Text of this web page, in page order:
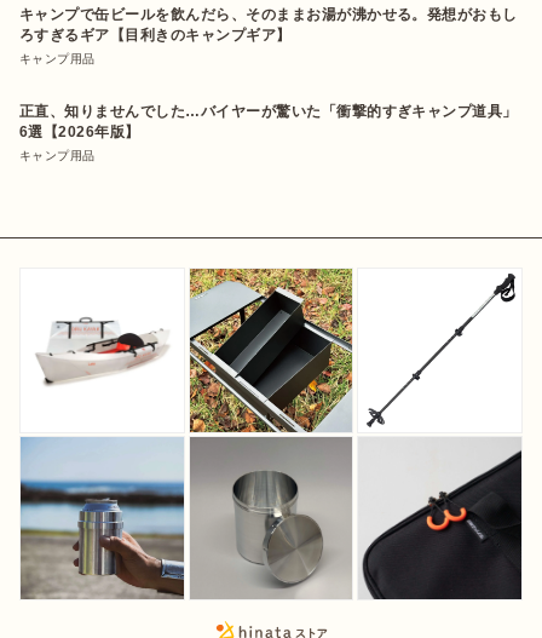
キャンプで缶ビールを飲んだら、そのままお湯が沸かせる。発想がおもし
ろすぎるギア【目利きのキャンプギア】
キャンプ用品
正直、知りませんでした…バイヤーが驚いた「衝撃的すぎキャンプ道具」
6選【2026年版】
キャンプ用品